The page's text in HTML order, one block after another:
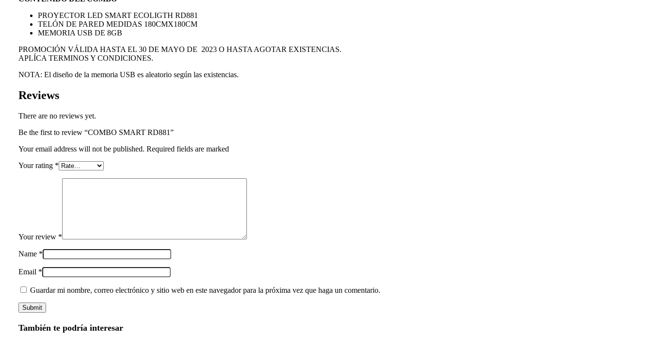
PROYECTOR LED SMART ECOLIGTH RD881
TELÓN DE PARED MEDIDAS 180CMX180CM
MEMORIA USB DE 8GB
PROMOCIÓN VÁLIDA HASTA EL 30 DE MAYO DE 2023 O HASTA AGOTAR EXISTENCIAS.
APLÍCA TERMINOS Y CONDICIONES.
NOTA: El diseño de la memoria USB es aleatorio según las existencias.
Reviews
There are no reviews yet.
Be the first to review “COMBO SMART RD881”
Your email address will not be published. Required fields are marked
Your rating *
Your review *
Name *
Email *
Guardar mi nombre, correo electrónico y sitio web en este navegador para la próxima vez que haga un comentario.
También te podría interesar